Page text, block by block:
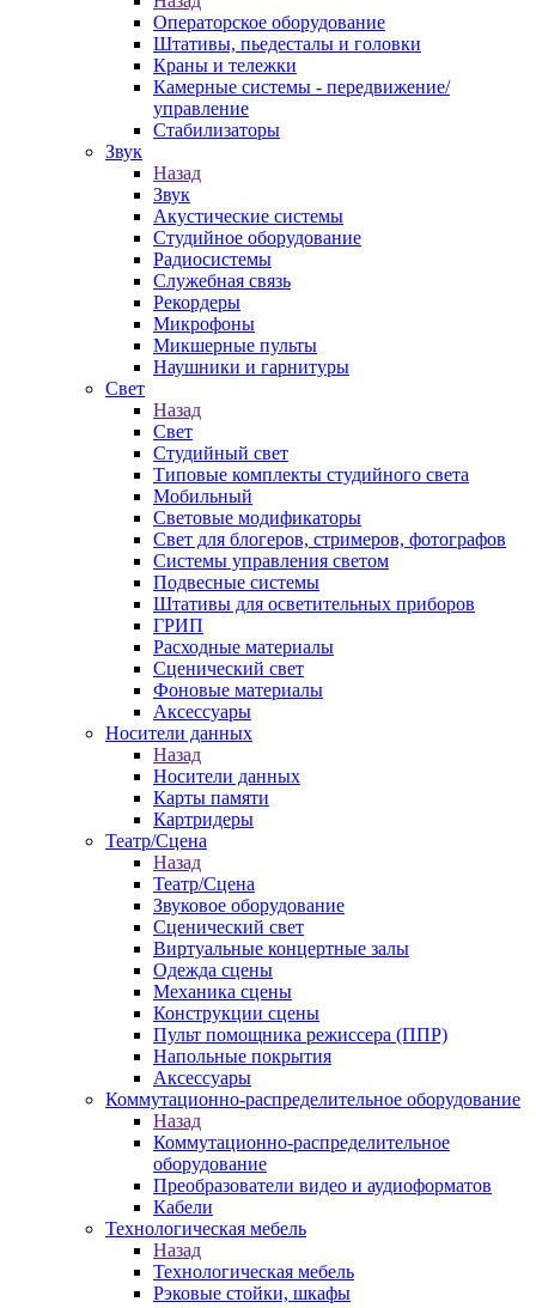
Операторское оборудование
Штативы, пьедесталы и головки
Краны и тележки
Камерные системы - передвижение/
управление
Стабилизаторы
Звук
Назад
Звук
Акустические системы
Студийное оборудование
Радиосистемы
Служебная связь
Рекордеры
Микрофоны
Микшерные пульты
Наушники и гарнитуры
Свет
Назад
Свет
Студийный свет
Типовые комплекты студийного света
Мобильный
Световые модификаторы
Свет для блогеров, стримеров, фотографов
Системы управления светом
Подвесные системы
Штативы для осветительных приборов
ГРИП
Расходные материалы
Сценический свет
Фоновые материалы
Аксессуары
Носители данных
Назад
Носители данных
Карты памяти
Картридеры
Театр/Сцена
Назад
Театр/Сцена
Звуковое оборудование
Сценический свет
Виртуальные концертные залы
Одежда сцены
Механика сцены
Конструкции сцены
Пульт помощника режиссера (ППР)
Напольные покрытия
Аксессуары
Коммутационно-распределительное оборудование
Назад
Коммутационно-распределительное
оборудование
Преобразователи видео и аудиоформатов
Кабели
Технологическая мебель
Назад
Технологическая мебель
Рэковые стойки, шкафы